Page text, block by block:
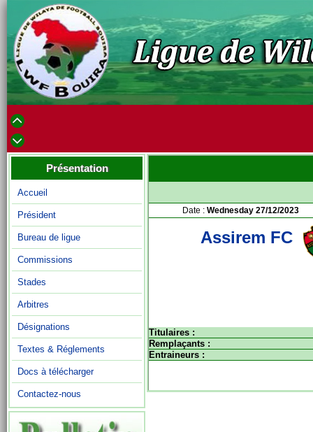
Présentation
Accueil
Président
Bureau de ligue
Commissions
Stades
Arbitres
Désignations
Textes & Réglements
Docs à télécharger
Contactez-nous
Date : Wednesday 27/12/2023
Assirem FC
Titulaires :
Remplaçants :
Entraineurs :